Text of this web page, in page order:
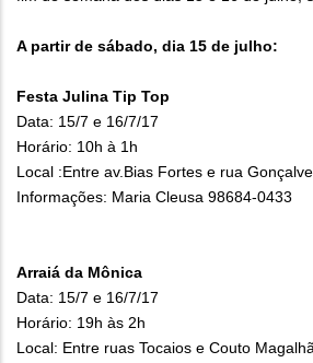
A partir de sábado, dia 15 de julho:
Festa Julina Tip Top
Data: 15/7 e 16/7/17
Horário: 10h à 1h
Local :Entre av.Bias Fortes e rua
Informações: Maria Cleusa 98684-0433
Arraiá da Mônica
Data: 15/7 e 16/7/17
Horário: 19h às 2h
Local: Entre ruas Tocaios e Couto